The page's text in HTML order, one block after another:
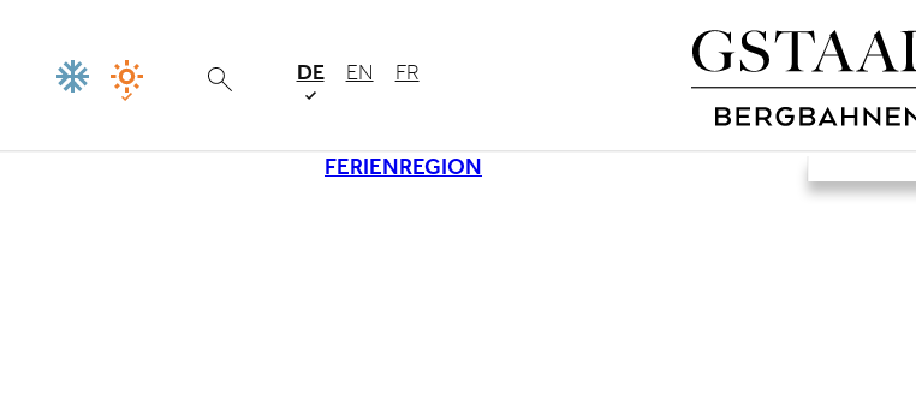
DE EN FR
FERIENREGION